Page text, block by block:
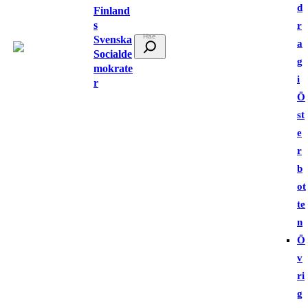
Finland
s
Svenska
Socialde
mokrate
r
ö
d
r
a
g
i
Ö
st
e
r
b
ot
te
n
Ö
v
ri
g